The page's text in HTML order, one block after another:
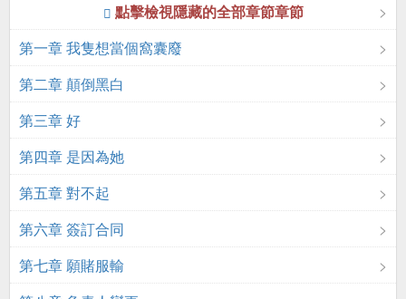
點擊檢視隱藏的全部章節章節
第一章 我隻想當個窩囊廢
第二章 顛倒黑白
第三章 好
第四章 是因為她
第五章 對不起
第六章 簽訂合同
第七章 願賭服輸